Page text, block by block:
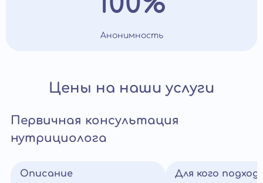
Анонимность
Цены на наши услуги
Первичная консультация
нутрициолога
Описание Для кого